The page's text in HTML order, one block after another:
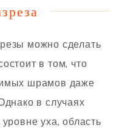
можно сделать
в том, что
шрамов даже
в случаях
уха, область